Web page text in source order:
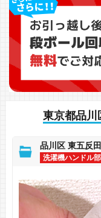
東京都品川
品川区 東五反
洗濯機ハンドル